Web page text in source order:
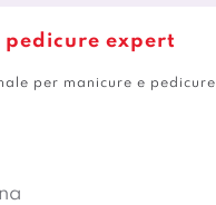
pedicure expert
per manicure e pedicure